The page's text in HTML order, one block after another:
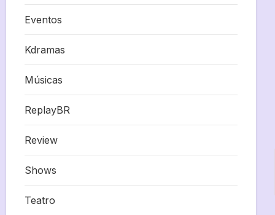
Eventos
Kdramas
Músicas
ReplayBR
Review
Shows
Teatro